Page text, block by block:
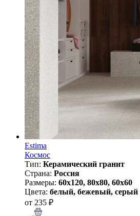
Estima
Космос
Тип: Керамический гранит
Страна: Россия
Размеры: 60x120, 80x80, 60x60
Цвета: белый, бежевый, серый
от 235 ₽